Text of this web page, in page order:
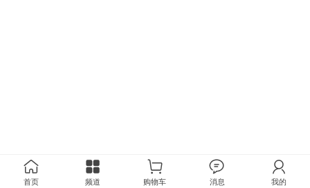
首页 频道 购物车 消息 我的